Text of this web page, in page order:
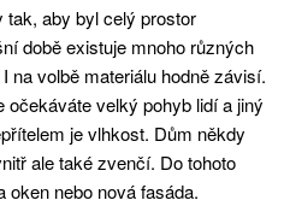
aby byl celý prostor
době existuje mnoho různých
na volbě materiálu hodně závisí.
očekáváte velký pohyb lidí a jiný
je vlhkost. Dům někdy
ale také zvenčí. Do tohoto
nebo nová fasáda.